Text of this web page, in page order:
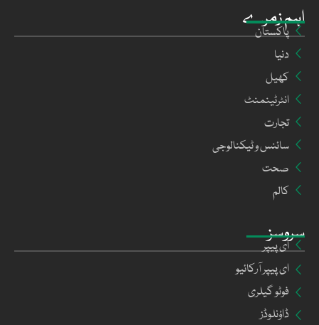
سروسز
ای پیپر
ای پیپر آرکائیو
فوٹو گیلری
ڈاؤنلوڈز
اہم زمرے
پاکستان
دنیا
کھیل
انٹرٹینمنٹ
تجارت
سائنس و ٹیکنالوجی
صحت
کالم